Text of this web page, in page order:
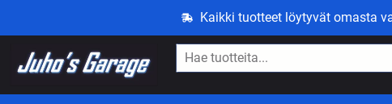
Kaikki tuotteet löytyvät omasta